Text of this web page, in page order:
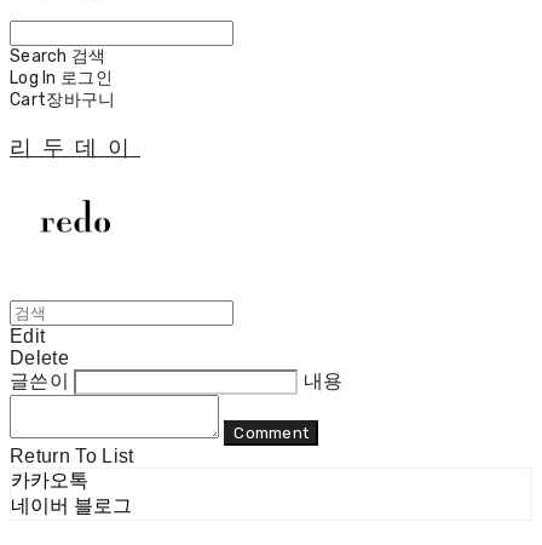
Search 검색
Log In 로그인
Cart장바구니
리두데이
Edit
Delete
글쓴이
내용
Comment
Return To List
카카오톡
네이버 블로그